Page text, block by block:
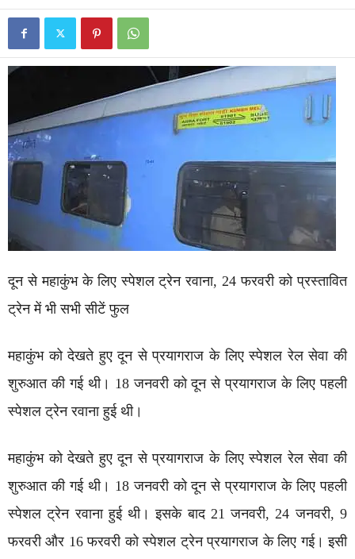
दून से महाकुंभ के लिए स्पेशल ट्रेन रवाना, 24 फरवरी को प्रस्तावित
ट्रेन में भी सभी सीटें फुल
महाकुंभ को देखते हुए दून से प्रयागराज के लिए स्पेशल रेल सेवा की
शुरुआत की गई थी। 18 जनवरी को दून से प्रयागराज के लिए पहली
स्पेशल ट्रेन रवाना हुई थी।
महाकुंभ को देखते हुए दून से प्रयागराज के लिए स्पेशल रेल सेवा की
शुरुआत की गई थी। 18 जनवरी को दून से प्रयागराज के लिए पहली
स्पेशल ट्रेन रवाना हुई थी। इसके बाद 21 जनवरी, 24 जनवरी, 9
फरवरी और 16 फरवरी को स्पेशल ट्रेन प्रयागराज के लिए गई। इसी